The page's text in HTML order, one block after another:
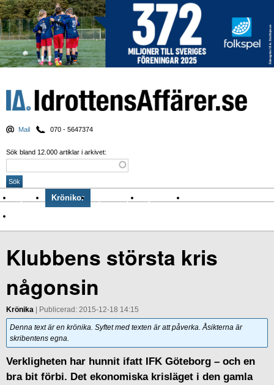
Mail 070 - 5647374
Sök bland 12.000 artiklar i arkivet:
Nyheter Krönikor Sport & spel Nyhetsbrev
Klubbens största kris
någonsin
Krönika | Publicerad: 2015-12-18 14:15
Denna text är en krönika. Syftet med texten är att påverka. Åsikterna är
skribentens egna.
Verkligheten har hunnit ifatt IFK Göteborg – och en
bra bit förbi. Det ekonomiska krisläget i den gamla